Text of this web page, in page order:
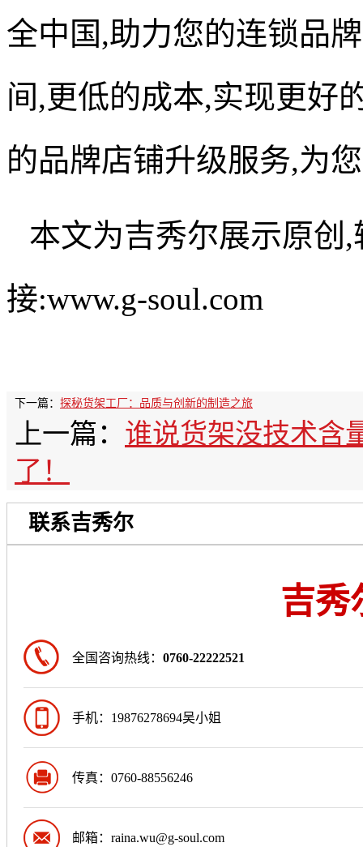
全中国,助力您的连锁品
间,更低的成本,实现更好
的品牌店铺升级服务,为
本文为吉秀尔展示原创
接:www.g-soul.com
下一篇： 探秘货架工厂：品质与创新的制造之旅
上一篇： 谁说货架没技术含
了！
联系吉秀尔
吉秀
全国咨询热线： 0760-22222521
手机：19876278694吴小姐
传真：0760-88556246
邮箱：raina.wu@g-soul.com